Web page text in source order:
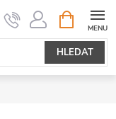
HLEDAT
NÁKUPNÍ
KOŠÍK